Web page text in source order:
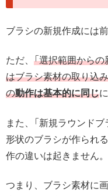
ブラシの新規作成には
ただ、 「選択範囲からの
はブラシ素材の取り込
の動作は基本的に同じ
また、「新規ラウンドブ
形状のブラシが作られ
作の違いは起きません。
つまり、ブラシ素材に